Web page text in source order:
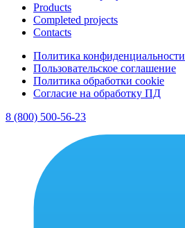
Products
Completed projects
Contacts
Политика конфиденциальности
Пользовательское соглашение
Политика обработки cookie
Согласие на обработку ПД
8 (800) 500-56-23